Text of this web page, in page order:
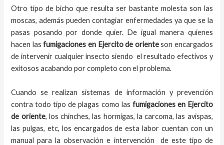
Otro tipo de bicho que resulta ser bastante molesta son las
moscas, además pueden contagiar enfermedades ya que se la
pasas posando por donde quier. De igual manera quienes
hacen las fumigaciones en Ejercito de orienteson encargados
de intervenir cualquier insecto siendo el resultado efectivos y
exitosos acabando por completo con el problema.
Cuando se realizan sistemas de información y prevención
contra todo tipo de plagas como las fumigacionesen Ejercito
de oriente, los chinches, las hormigas, la carcoma, las avispas,
las pulgas, etc, los encargados de esta labor cuentan con un
manual para la observación e intervención de este tipo de